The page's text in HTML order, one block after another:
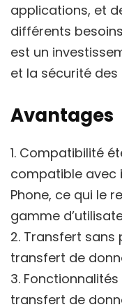
applications, et
différents
est un
et la sécurité
Avantages
1. Compatibilité
compatible avec
Phone, ce qui le
gamme
2. Transfert sans
transfert de
3.
transfert de